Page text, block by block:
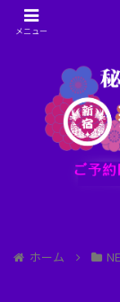
ホーム
メニュー